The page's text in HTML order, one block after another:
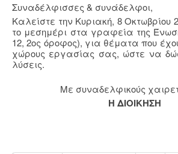
Συναδέλφισσες & συνάδελφοι,
Καλείστε την Κυριακή, 8 Οκτωβρίου
το μεσημέρι στα γραφεία της
12, 2ος όροφος), για θέματα που
χώρους εργασίας σας, ώστε να
λύσεις.
Με συναδελφικούς
Η ΔΙΟΙΚΗΣΗ